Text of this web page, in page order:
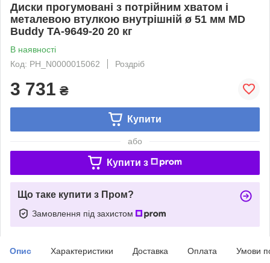
Диски прогумовані з потрійним хватом і
металевою втулкою внутрішній ø 51 мм MD
Buddy TA-9649-20 20 кг
В наявності
Код: PH_N0000015062
Роздріб
3 731 ₴
Купити
або
Купити з
Що таке купити з Пром?
Замовлення під захистом
Опис Характеристики Доставка Оплата Умови